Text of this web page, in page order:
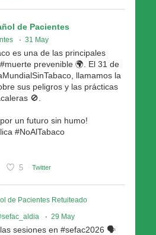
de Pacientes
· 31 May
es una de las principales
prevenible 🌍. El 31 de
llamamos la
sus peligros y las prácticas
🚫.
un futuro sin humo!
#NoAlTabaco
5 Twitter
de Pacientes Retuiteado
· 29 May
sesiones en #sefac2026 🗣️